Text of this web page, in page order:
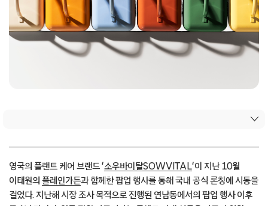
영국의 플랜트 케어 브랜드 ‘소우바이탈SOWVITAL ‘이 지난 10월
이태원의 플레인가든과 함께한 팝업 행사를 통해 국내 공식 론칭에 시동을
걸었다. 지난해 시장 조사 목적으로 진행된 연남동에서의 팝업 행사 이후